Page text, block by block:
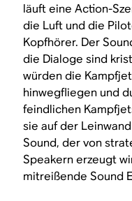
läuft eine Action-
die Luft und die
Kopfhörer. Der
die Dialoge sind
würden die
hinwegfliegen und
feindlichen
sie auf der
Sound, der von
Speakern erzeugt
mitreißende Sound